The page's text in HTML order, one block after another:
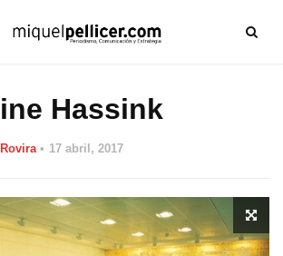
Hassink
17 abril, 2017